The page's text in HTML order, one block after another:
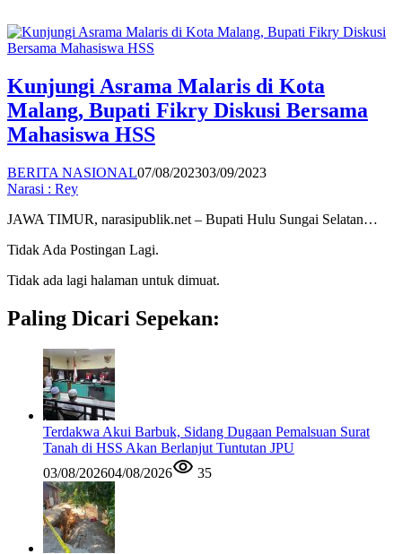
Kunjungi Asrama Malaris di Kota
Malang, Bupati Fikry Diskusi Bersama
Mahasiswa HSS
BERITA NASIONAL07/08/202303/09/2023
Narasi : Rey
JAWA TIMUR, narasipublik.net – Bupati Hulu Sungai Selatan…
Tidak Ada Postingan Lagi.
Tidak ada lagi halaman untuk dimuat.
Paling Dicari Sepekan:
Terdakwa Akui Barbuk, Sidang Dugaan Pemalsuan Surat
Tanah di HSS Akan Berlanjut Tuntutan JPU
03/08/202604/08/2026 35